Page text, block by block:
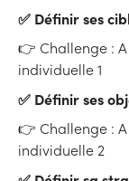
✅ Définir ses
👉 Challenge :
individuelle 1
✅ Définir ses
👉 Challenge :
individuelle 2